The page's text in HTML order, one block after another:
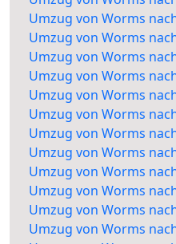
Umzug von Worms
Umzug von Worms
Umzug von Worms
Umzug von Worms
Umzug von Worms
Umzug von Worms
Umzug von Worms
Umzug von Worms
Umzug von Worms
Umzug von Worms
Umzug von Worms
Umzug von Worms